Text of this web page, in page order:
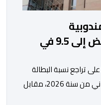
التخطيط..البطالة تنخفض إلى 9.5 في
تراجع نسبة البطالة
إلى 9.5 في المائة خلال الفصل الثاني من سنة 2026، مقابل